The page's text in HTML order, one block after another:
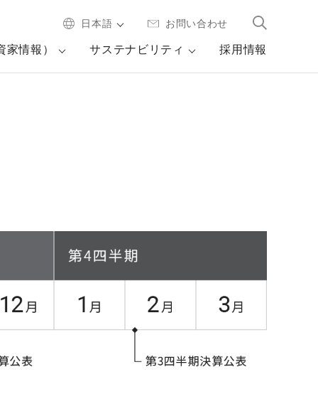
日本語 お問い合わせ
家情報） サステナビリティ 採用情報